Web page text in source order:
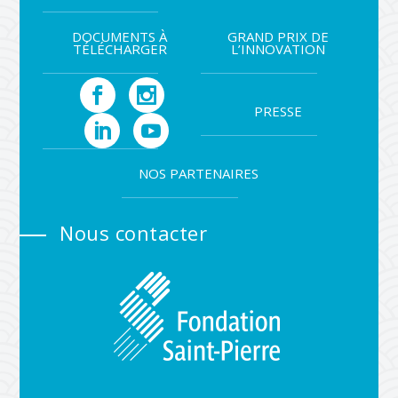
DOCUMENTS À
TÉLÉCHARGER
GRAND PRIX DE
L’INNOVATION
PRESSE
NOS PARTENAIRES
Nous contacter